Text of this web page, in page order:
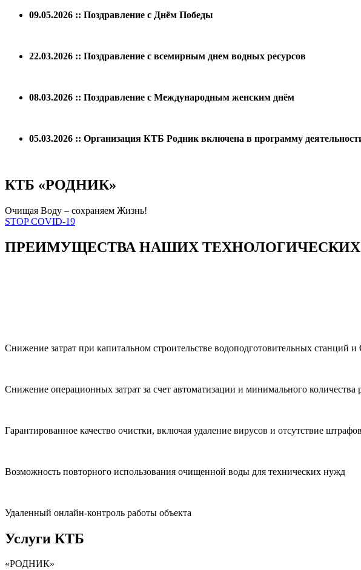
09.05.2026 :: Поздравление с Днём Победы
22.03.2026 :: Поздравление с всемирным днем водных ресурсов
08.03.2026 :: Поздравление с Международным женским днём
05.03.2026 :: Организация КТБ Родник включена в программу
КТБ «РОДНИК»
Очищая Воду – сохраняем Жизнь!
STOP COVID-19
ПРЕИМУЩЕСТВА НАШИХ
Снижение затрат при капитальном строительстве водоподготовительных станций
Снижение операционных затрат за счет автоматизации и минимального количества
Гарантированное качество очистки, включая удаление вирусов и отсутствие
Возможность повторного использования очищенной воды для технических нужд
Удаленный онлайн-контроль работы объекта
Услуги КТБ
«РОДНИК»